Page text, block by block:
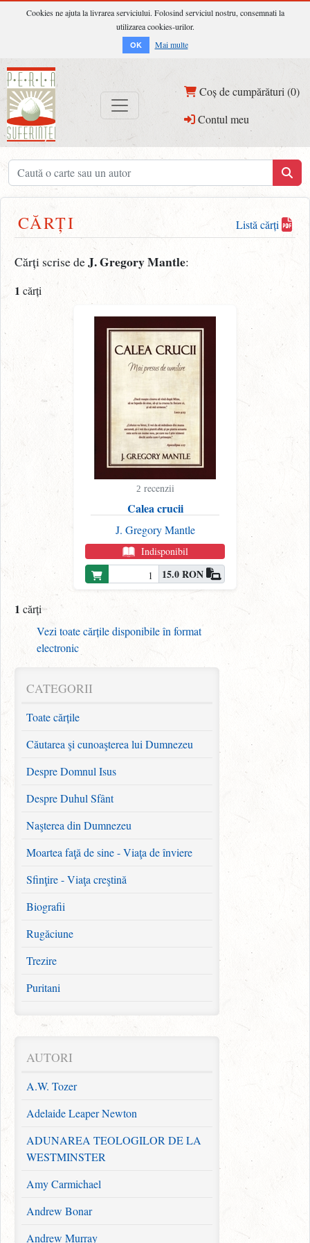
Cookies ne ajuta la livrarea serviciului. Folosind serviciul nostru, consemnati la
utilizarea cookies-urilor.
OK Mai multe
Coș de cumpărături (0)
Contul meu
CĂRȚI Listă cărți
Cărți scrise deJ. Gregory Mantle:
1 cărți
2 recenzii
Calea crucii
J. Gregory Mantle
Indisponibil
15.0 RON
1cărți
Vezi toate cărțile disponibile în format
electronic
CATEGORII
Toate cărțile
Căutarea şi cunoaşterea lui Dumnezeu
Despre Domnul Isus
Despre Duhul Sfânt
Naşterea din Dumnezeu
Moartea faţă de sine - Viaţa de înviere
Sfinţire - Viaţa creştină
Biografii
Rugăciune
Trezire
Puritani
Broșuri evanghelistice
Pachete
Comori puritane pentru astăzi
AUTORI
A.W. Tozer
Adelaide Leaper Newton
ADUNAREA TEOLOGILOR DE LA
WESTMINSTER
Amy Carmichael
Andrew Bonar
Andrew Murray